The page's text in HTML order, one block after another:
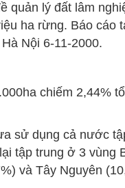
quản lý đất lâm
ha rừng. Báo cáo
Nội 6-11-2000.
chiếm 2,44%
sử dụng cả nước
tập trung ở 3 vùng
và Tây Nguyên